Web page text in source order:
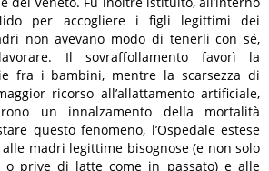
per accogliere i figli legittimi dei
non avevano modo di tenerli con sé,
Il sovraffollamento favorì la
fra i bambini, mentre la scarsezza di
ricorso all’allattamento artificiale,
un innalzamento della mortalità
questo fenomeno, l’Ospedale estese
madri legittime bisognose (e non solo
o prive di latte come in passato) e alle